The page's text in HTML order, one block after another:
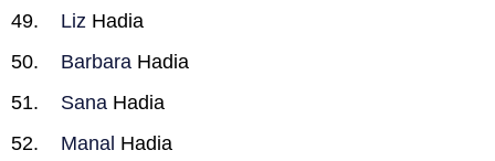
Liz Hadia
Barbara Hadia
Sana Hadia
Manal Hadia